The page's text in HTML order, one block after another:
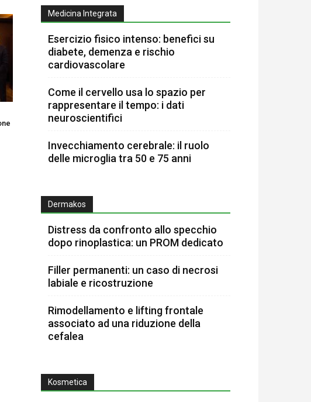
Medicina Integrata
Esercizio fisico intenso: benefici su
diabete, demenza e rischio
cardiovascolare
Come il cervello usa lo spazio per
rappresentare il tempo: i dati
neuroscientifici
Invecchiamento cerebrale: il ruolo
delle microglia tra 50 e 75 anni
Dermakos
Distress da confronto allo specchio
dopo rinoplastica: un PROM dedicato
Filler permanenti: un caso di necrosi
labiale e ricostruzione
Rimodellamento e lifting frontale
associato ad una riduzione della
cefalea
Kosmetica